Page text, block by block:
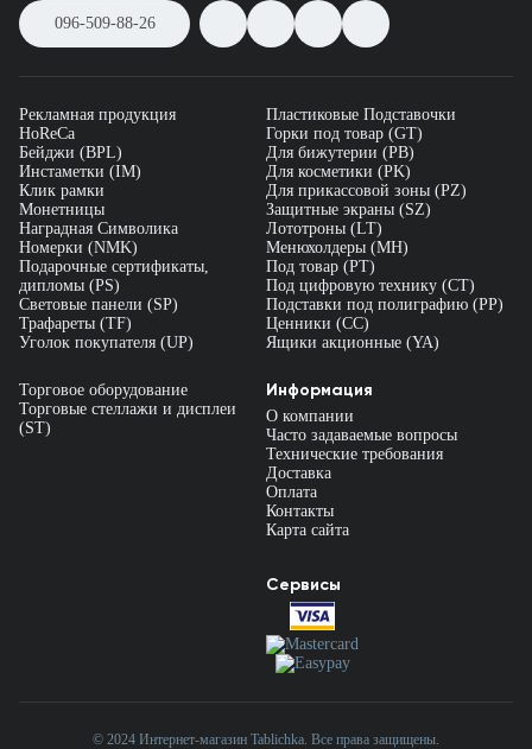
096-509-88-26
Рекламная продукция
HoReCa
Бейджи (BPL)
Инстаметки (IM)
Клик рамки
Монетницы
Наградная Символика
Номерки (NMK)
Подарочные сертификаты,
дипломы (PS)
Световые панели (SP)
Трафареты (TF)
Уголок покупателя (UP)
Пластиковые Подставочки
Горки под товар (GT)
Для бижутерии (PB)
Для косметики (PK)
Для прикассовой зоны (PZ)
Защитные экраны (SZ)
Лототроны (LT)
Менюхолдеры (MH)
Под товар (PT)
Под цифровую технику (CT)
Подставки под полиграфию (PP)
Ценники (СС)
Ящики акционные (YA)
Торговое оборудование
Торговые стеллажи и дисплеи
(ST)
Информация
О компании
Часто задаваемые вопросы
Технические требования
Доставка
Оплата
Контакты
Карта сайта
Сервисы
© 2024 Интернет-магазин Tablichka. Все права защищены.